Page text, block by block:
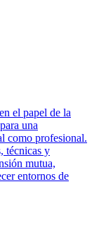
el papel de la
una
como profesional.
técnicas y
mutua,
entornos de